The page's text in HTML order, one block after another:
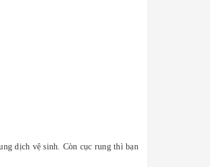
dịch vệ sinh. Còn cục rung thì bạn